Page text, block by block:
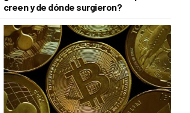
creen y de dónde surgieron?